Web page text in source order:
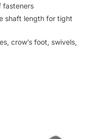
fasteners
shaft length for tight
crow’s foot, swivels,